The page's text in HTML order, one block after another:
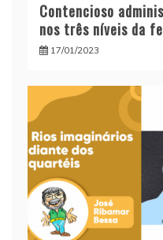
Contencioso
nos três níveis da
17/01/2023